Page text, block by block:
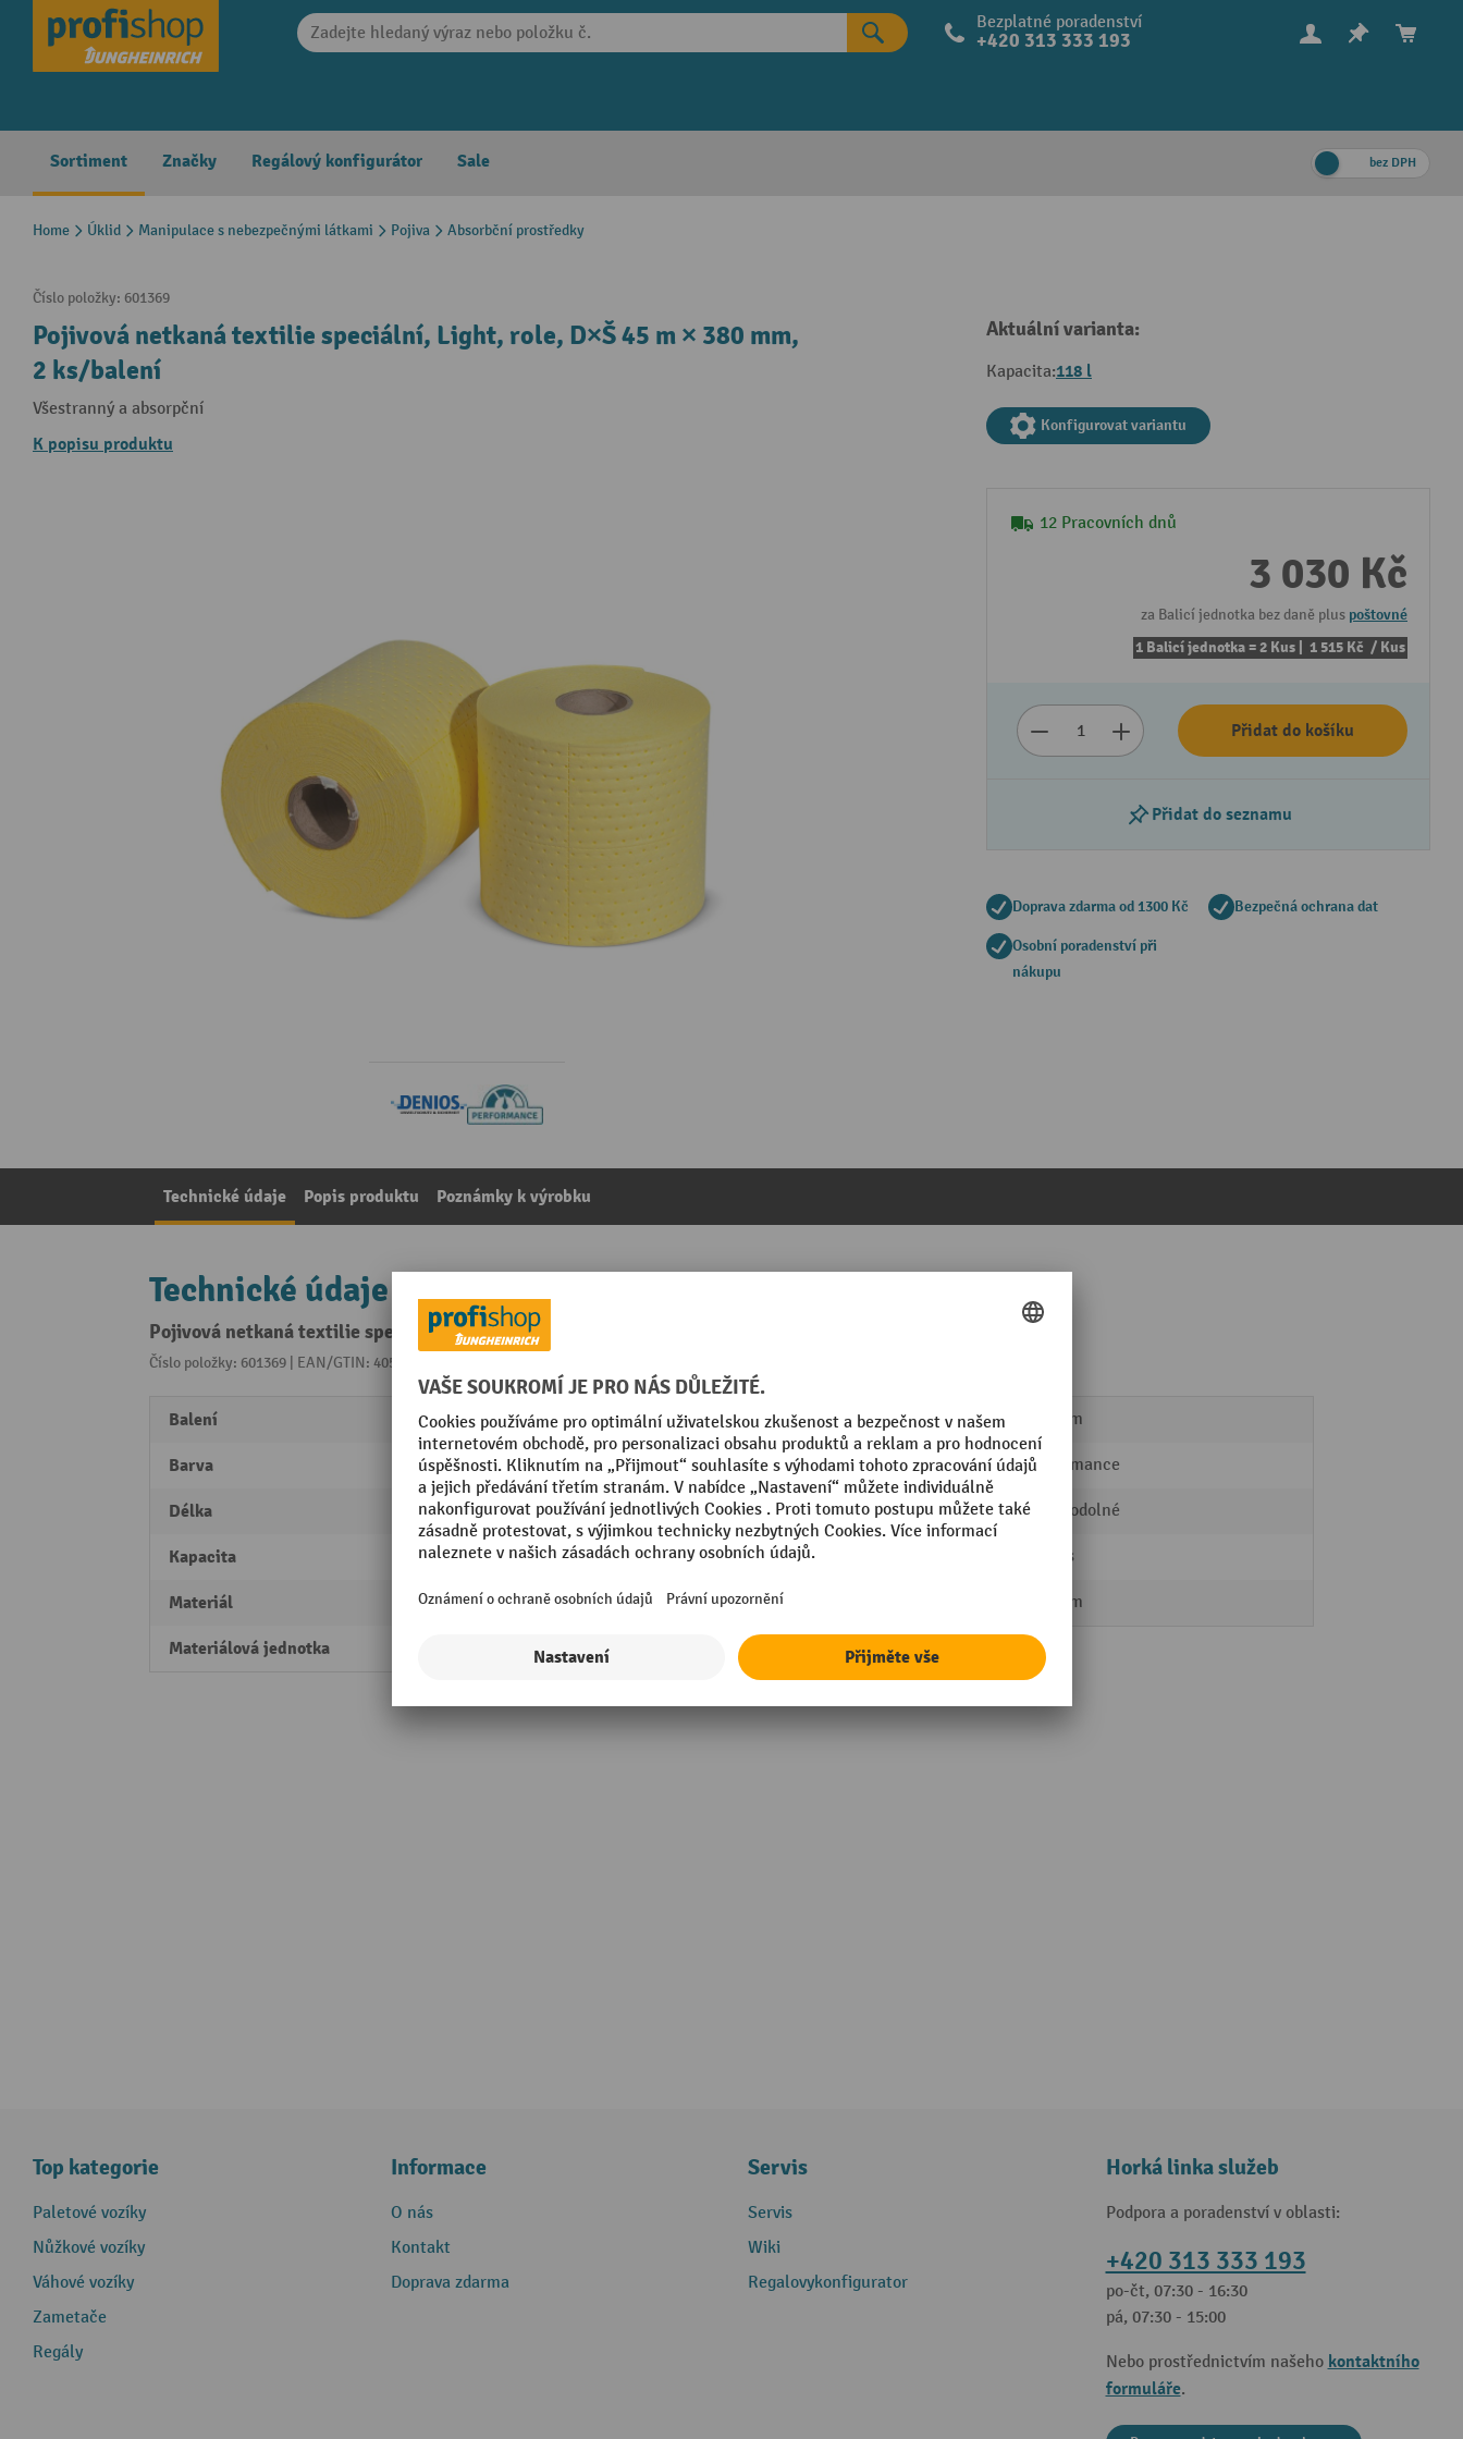
Skip to main navigation Bezplatné poradenství
+420 313 333 193
Sortiment Značky Regálový konfigurátor Sale bez DPH
Home Úklid Manipulace s nebezpečnými látkami Pojiva Absorbční prostředky
Číslo položky: 601369
Pojivová netkaná textilie speciální, Light, role, D×Š 45 m × 380 mm,
2 ks/balení
Všestranný a absorpční
K popisu produktu
Aktuální varianta:
Kapacita:118 l
Konfigurovat variantu
12 Pracovních dnů
3 030 Kč
za Balicí jednotka bez daně plus poštovné
1 Balicí jednotka = 2 Kus | 1 515 Kč / Kus
Přidat do košíku
Přidat do seznamu
Doprava zdarma od 1300 Kč Bezpečná ochrana dat
Osobní poradenství při
nákupu
Technické údaje Popis produktu Poznámky k výrobku
Technické údaje
Pojivová netkaná textilie speciální, Light, role, D×Š 45 m × 380 mm, 2 ks/balení
Číslo položky: 601369 | EAN/GTIN: 4055661012752
Balení 2 Stk
Barva žlutá
Délka 380 mm
Kapacita 118 l
Materiál polypropylen (PP)
Materiálová jednotka
Průměr 420 mm
Segmentu Performance
Trvanlivost Velmi odolné
Značka Denios
Šířka 380 mm
Top kategorie
Paletové vozíky
Nůžkové vozíky
Váhové vozíky
Zametače
Regály
Informace
O nás
Kontakt
Doprava zdarma
Servis
Servis
Wiki
Regalovykonfigurator
Horká linka služeb
Podpora a poradenství v oblasti:
+420 313 333 193
po-čt, 07:30 - 16:30
pá, 07:30 - 15:00
Nebo prostřednictvím našeho kontaktního
formuláře.